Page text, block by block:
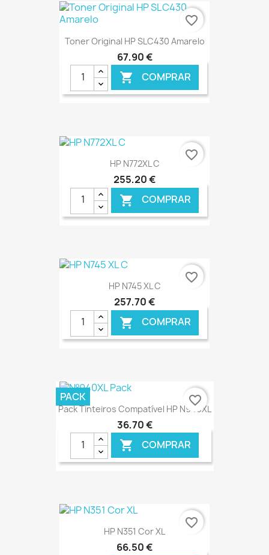
€ ONLINE
Toner Original HP SLC430 Amarelo
67,90 €
 COMPRAR
favorite_border
HP N772XL C
255,20 €
 COMPRAR
€ ONLINE
favorite_border
HP N745 XL C
257,70 €
 COMPRAR
€ ONLINE
favorite_border
Pack Tinteiros Compatível HP N940XL
36,70 €
 COMPRAR
€ ONLINE
PACK favorite_border
HP N351 Cor XL
66,50 €
favorite_border